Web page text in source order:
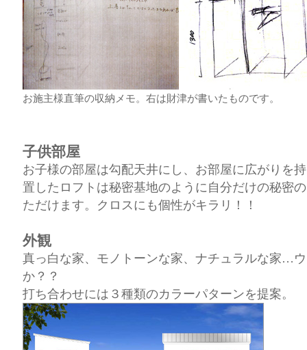
お施主様直筆の収納メモ。右は財津が書いたものです。
子供部屋
お子様の部屋は勾配天井にし、お部屋に広がりを
置したロフトは秘密基地のように自分だけの秘密
ただけます。クロスにも個性がキラリ！！
外観
真っ白な家、モノトーンな家、ナチュラルな家…
か？？
打ち合わせには３種類のカラーパターンを提案。